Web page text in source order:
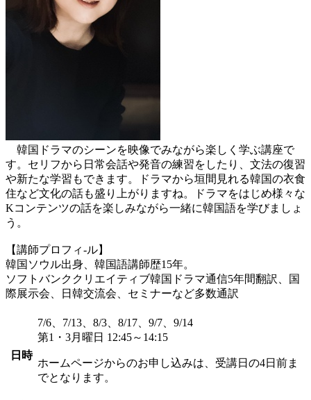
韓国ドラマのシーンを映像でみながら楽しく学ぶ講座で
す。セリフから日常会話や発音の練習をしたり、文法の復習
や新たな学習もできます。ドラマから垣間見れる韓国の衣食
住など文化の話も盛り上がりますね。ドラマをはじめ様々な
Kコンテンツの話を楽しみながら一緒に韓国語を学びましょ
う。
【講師プロフィ-ル】
韓国ソウル出身、韓国語講師歴15年。
ソフトバンククリエイティブ韓国ドラマ通信5年間翻訳、国
際展示会、日韓交流会、セミナーなど多数通訳
日時
7/6、7/13、8/3、8/17、9/7、9/14
第1・3月曜日 12:45～14:15
ホームページからのお申し込みは、受講日の4日前ま
でとなります。